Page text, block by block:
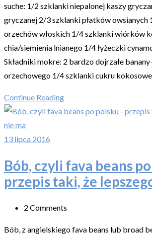
suche: 1/2 szklanki niepalonej kaszy
gryczanej 2/3 szklanki płatków owsianych
orzechów włoskich 1/4 szklanki wiórków
chia/siemienia lnianego 1/4 łyżeczki
Składniki mokre: 2 bardzo dojrzałe banany
orzechowego 1/4 szklanki cukru
Continue Reading
13 lipca 2016
Bób, czyli fava beans
przepis taki, że
2 Comments
Bób, z angielskiego fava beans lub broad